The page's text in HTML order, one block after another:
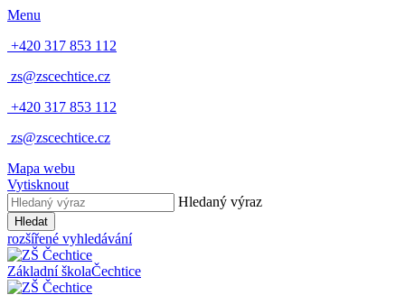
Menu
+420 317 853 112
zs@zscechtice.cz
+420 317 853 112
zs@zscechtice.cz
Mapa webu
Vytisknout
Hledaný výraz
Hledat
rozšířené vyhledávání
Základní školaČechtice